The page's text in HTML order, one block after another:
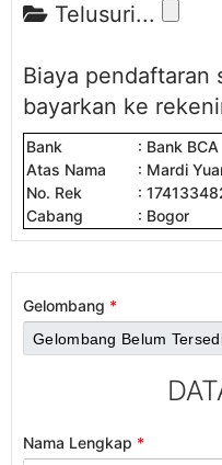
Telusuri...
Biaya pendaftaran
bayarkan ke
Bank
: Bank BCA
Atas Nama
: Mardi
No. Rek
:
Cabang
: Bogor
Gelombang *
Nama Lengkap *